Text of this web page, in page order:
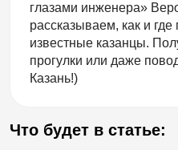
глазами инженера»
рассказываем, как и
известные казанцы.
прогулки или даже
Казань!)
Что будет в статье: